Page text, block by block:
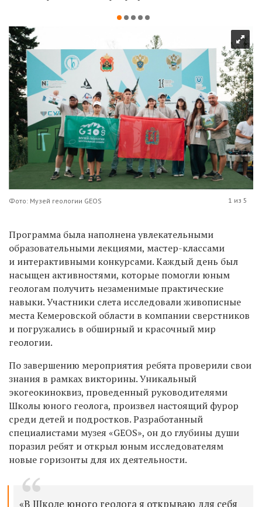
Фото: Музей геологии GEOS 1 из 5
Программа была наполнена увлекательными
образовательными лекциями, мастер-классами
и интерактивными конкурсами. Каждый день был
насыщен активностями, которые помогли юным
геологам получить незаменимые практические
навыки. Участники слета исследовали живописные
места Кемеровской области в компании сверстников
и погружались в обширный и красочный мир
геологии.
По завершению мероприятия ребята проверили свои
знания в рамках викторины. Уникальный
экогеокиноквиз, проведенный руководителями
Школы юного геолога, произвел настоящий фурор
среди детей и подростков. Разработанный
специалистами музея «GEOS», он до глубины души
поразил ребят и открыл юным исследователям
новые горизонты для их деятельности.
«В Школе юного геолога я открываю для себя